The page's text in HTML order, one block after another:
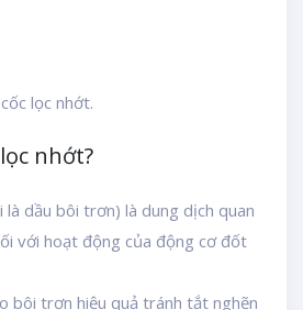
lọc nhớt.
nhớt?
là dầu bôi trơn) là dung dịch quan
với hoạt động của động cơ đốt
bôi trơn hiệu quả tránh tắt nghẽn